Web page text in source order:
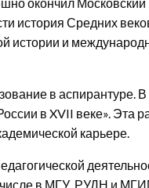
окончил Московский
история Средних
истории и
в аспирантуре. В
в XVII веке». Эта
карьере.
числе в МГУ, РУДН и